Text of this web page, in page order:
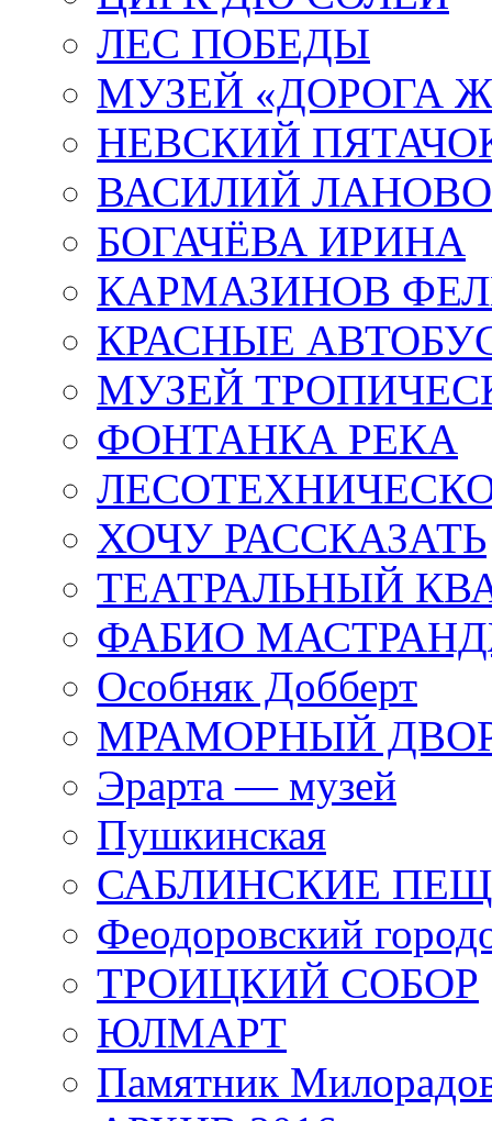
ЛЕС ПОБЕДЫ
МУЗЕЙ «ДОРОГА
НЕВСКИЙ
ВАСИЛИЙ
БОГАЧЁВА ИРИНА
КАРМАЗИНОВ
КРАСНЫЕ
МУЗЕЙ
ФОНТАНКА РЕКА
ХОЧУ РАССКАЗАТЬ
ТЕАТРАЛЬНЫЙ
ФАБИО
Особняк Добберт
МРАМОРНЫЙ
Эрарта — музей
Пушкинская
САБЛИНСКИЕ
Феодоровский
ТРОИЦКИЙ СОБОР
ЮЛМАРТ
Памятник